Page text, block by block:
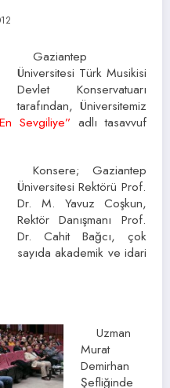
Gaziantep
Üniversitesi Türk Musikisi
Devlet Konservatuarı
tarafından, Üniversitemiz
Sevgiliye” adlı tasavvuf
Konsere; Gaziantep
Üniversitesi Rektörü Prof.
Dr. M. Yavuz Coşkun,
Rektör Danışmanı Prof.
Dr. Cahit Bağcı, çok
sayıda akademik ve idari
Uzman
Murat
Demirhan
Şefliğinde